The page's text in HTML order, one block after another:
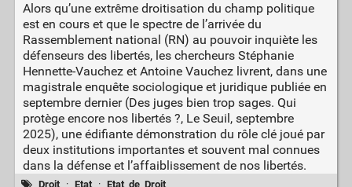
Alors qu’une extrême droitisation du champ politique
est en cours et que le spectre de l’arrivée du
Rassemblement national (RN) au pouvoir inquiète les
défenseurs des libertés, les chercheurs Stéphanie
Hennette-Vauchez et Antoine Vauchez livrent, dans une
magistrale enquête sociologique et juridique publiée en
septembre dernier (Des juges bien trop sages. Qui
protège encore nos libertés ?, Le Seuil, septembre
2025), une édifiante démonstration du rôle clé joué par
deux institutions importantes et souvent mal connues
dans la défense et l’affaiblissement de nos libertés.
Droit · Etat · Etat_de_Droit